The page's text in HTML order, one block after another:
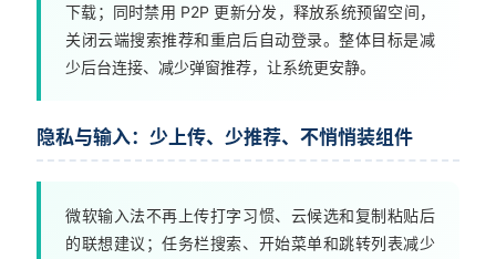
工
具
下载；同时禁用 P2P 更新分发，释放系统预留空间，
关闭云端搜索推荐和重启后自动登录。整体目标是减
少后台连接、减少弹窗推荐，让系统更安静。
隐私与输入：少上传、少推荐、不悄悄装组件
微软输入法不再上传打字习惯、云候选和复制粘贴后
的联想建议；任务栏搜索、开始菜单和跳转列表减少